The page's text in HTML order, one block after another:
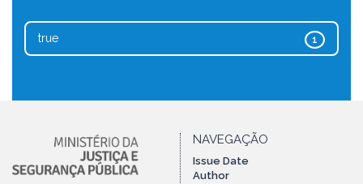
1
true
NAVEGAÇÃO
Issue Date
Author